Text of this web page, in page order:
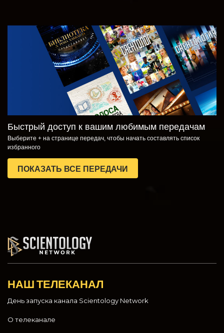
СМОТРЕТЬ
СМОТРЕТЬ
ПЕРЕДАЧИ
Быстрый доступ к вашим любимым передачам
Выберите + на странице передач, чтобы начать составлять список
избранного
ПОКАЗАТЬ ВСЕ ПЕРЕДАЧИ
НАШ ТЕЛЕКАНАЛ
День запуска канала Scientology Network
О телеканале